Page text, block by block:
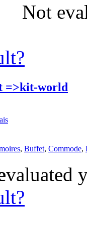
Not
=>kit-world
, Buffet, Commode,